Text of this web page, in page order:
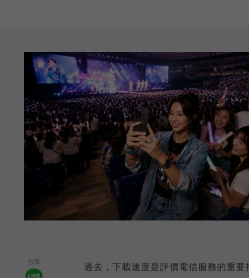
分享
過去，下載速度是評價電信服務的重